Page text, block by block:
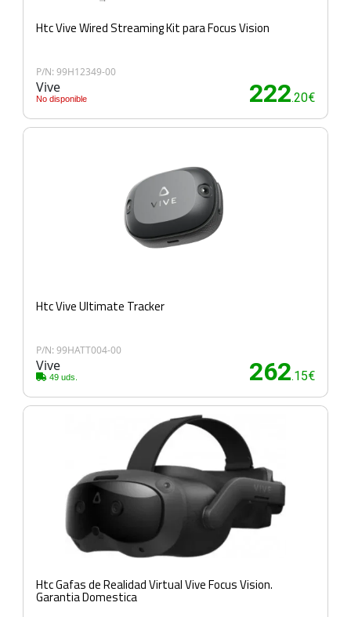
Htc Vive Wired Streaming Kit para Focus Vision
P/N: 99H12349-00
Vive
No disponible 222.20€
Htc Vive Ultimate Tracker
P/N: 99HATT004-00
Vive
49 uds. 262.15€
Htc Gafas de Realidad Virtual Vive Focus Vision.
Garantia Domestica